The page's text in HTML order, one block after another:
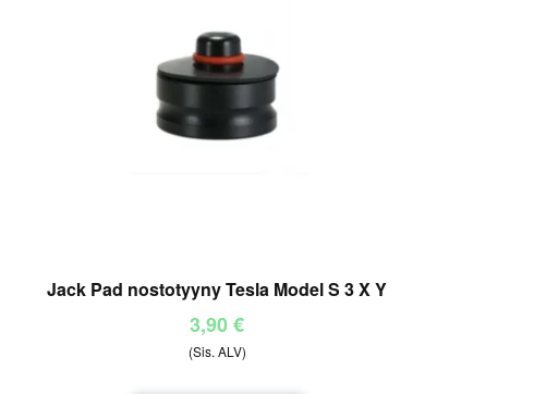
Jack Pad nostotyyny Tesla Model S 3 X Y
3,90€
(Sis. ALV)